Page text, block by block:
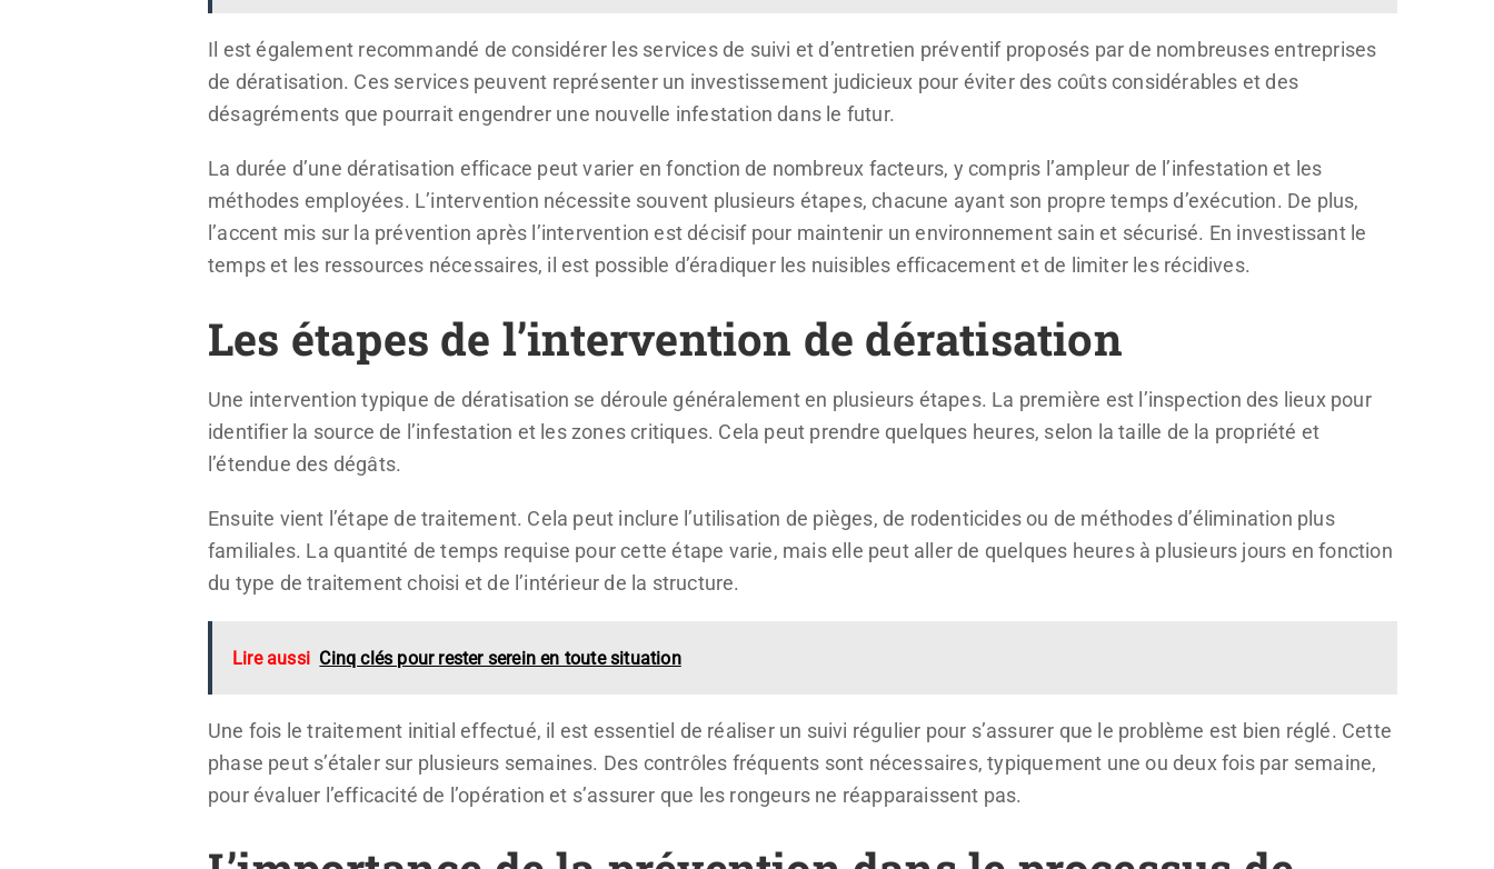
Il est également recommandé de considérer les services de suivi et d’entretien préventif proposés par de nombreuses entreprises
de dératisation. Ces services peuvent représenter un investissement judicieux pour éviter des coûts considérables et des
désagréments que pourrait engendrer une nouvelle infestation dans le futur.
La durée d’une dératisation efficace peut varier en fonction de nombreux facteurs, y compris l’ampleur de l’infestation et les
méthodes employées. L’intervention nécessite souvent plusieurs étapes, chacune ayant son propre temps d’exécution. De plus,
l’accent mis sur la prévention après l’intervention est décisif pour maintenir un environnement sain et sécurisé. En investissant le
temps et les ressources nécessaires, il est possible d’éradiquer les nuisibles efficacement et de limiter les récidives.
Les étapes de l’intervention de dératisation
Une intervention typique de dératisation se déroule généralement en plusieurs étapes. La première est l’inspection des lieux pour
identifier la source de l’infestation et les zones critiques. Cela peut prendre quelques heures, selon la taille de la propriété et
l’étendue des dégâts.
Ensuite vient l’étape de traitement. Cela peut inclure l’utilisation de pièges, de rodenticides ou de méthodes d’élimination plus
familiales. La quantité de temps requise pour cette étape varie, mais elle peut aller de quelques heures à plusieurs jours en fonction
du type de traitement choisi et de l’intérieur de la structure.
Lire aussi Cinq clés pour rester serein en toute situation
Une fois le traitement initial effectué, il est essentiel de réaliser un suivi régulier pour s’assurer que le problème est bien réglé. Cette
phase peut s’étaler sur plusieurs semaines. Des contrôles fréquents sont nécessaires, typiquement une ou deux fois par semaine,
pour évaluer l’efficacité de l’opération et s’assurer que les rongeurs ne réapparaissent pas.